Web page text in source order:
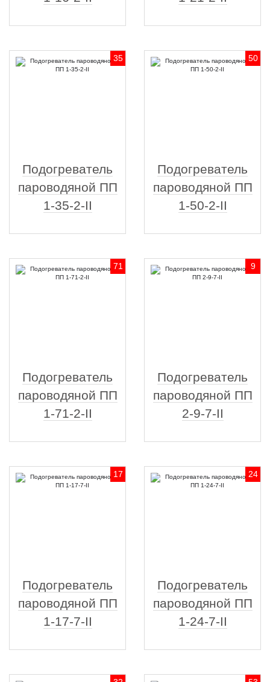
35
Подогреватель
пароводяной ПП
1-35-2-II
50
Подогреватель
пароводяной ПП
1-50-2-II
71
Подогреватель
пароводяной ПП
1-71-2-II
9
Подогреватель
пароводяной ПП
2-9-7-II
17
Подогреватель
пароводяной ПП
1-17-7-II
24
Подогреватель
пароводяной ПП
1-24-7-II